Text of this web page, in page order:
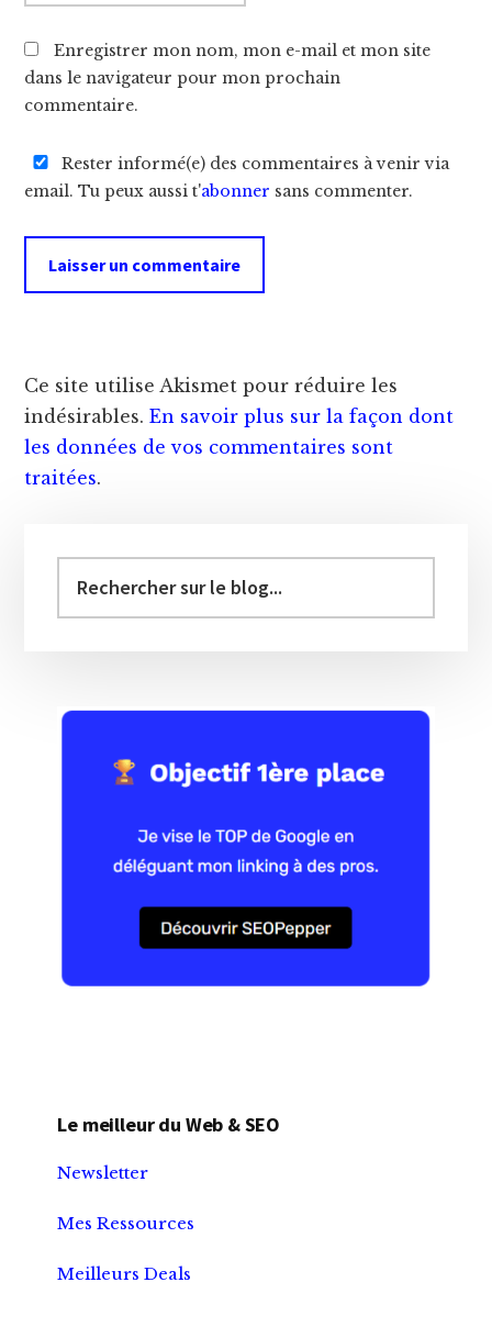
Enregistrer mon nom, mon e-mail et mon site
dans le navigateur pour mon prochain
commentaire.
Rester informé(e) des commentaires à venir via
email. Tu peux aussi t'abonner sans commenter.
Ce site utilise Akismet pour réduire les
indésirables.En savoir plus sur la façon dont
les données de vos commentaires sont
traitées.
latérale
principale
recherchez
Le meilleur du Web & SEO
Newsletter
Mes Ressources
Meilleurs Deals